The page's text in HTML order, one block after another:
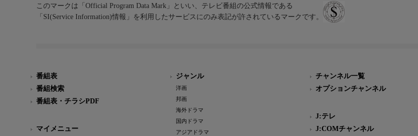
このマークは「Official Program Data Mark」といい、テレビ番組の公式情報である
「SI(Service Information)情報」を利用したサービスにのみ表記が許されているマークです。
番組表
番組検索
番組表・チラシPDF
マイメニュー
ジャンル
洋画
邦画
海外ドラマ
国内ドラマ
アジアドラマ
チャンネル一覧
オプションチャンネル
J:テレ
J:COMチャンネル